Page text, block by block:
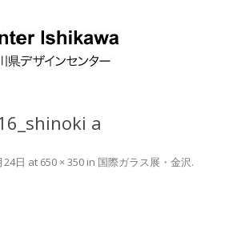
a
24日 at 650 × 350 in 国際ガラス展・金沢.